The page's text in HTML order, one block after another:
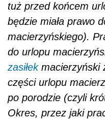
tuż przed końcem
będzie miała prawo
macierzyńskiego).
do urlopu
zasiłekmacierzyński
części urlopu
po porodzie (czyli
Okres, przez jaki